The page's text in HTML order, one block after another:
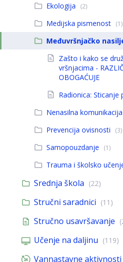
Ekologija
(2)
Medijska pismenost (1)
Međuvršnjačko
Zašto i kako se
vršnjacima -
OBOGAĆUJE
Radionica: Sticanje
Nenasilna komunikacija
Prevencija ovisnosti (3)
Samopouzdanje (1)
Trauma i školsko
Srednja škola (22)
Stručni saradnici (11)
Stručno usavršavanje
Učenje na daljinu (119)
Vannastavne aktivnosti